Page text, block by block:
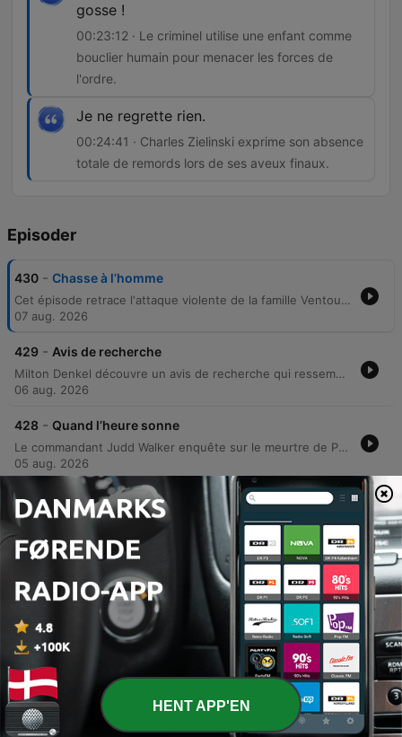
gosse !
00:23:12 · Le criminel utilise une enfant comme
bouclier humain pour menacer les forces de
l'ordre.
Je ne regrette rien.
00:24:41 · Charles Zielinski exprime son absence
totale de remords lors de ses aveux finaux.
Episoder
430 - Chasse à l’homme
Cet épisode retrace l'attaque violente de la famille Ventoux par deux hommes armés, un crime qui a coûté la vie au patriarche Paul Ventoux et entraîné le vol d'un coffre-fort. Malgré une enquête complexe marquée par des pistes anonymes, la résolution du mystère est liée à l'identification de Charles Zielinski. La traque de Zielinski s'est achevée dans le sang, débutant par l'assassinat du chef Lacaze lors d'une interpellation et se terminant par une prise d'otage. Après avoir menacé une enfant, le criminel a succombé à ses blessures, avouant ses crimes avec un cynisme total.
07 aug. 2026
429 - Avis de recherche
Milton Denkel découvre un avis de recherche qui ressemble étrangement au sien, réalisant qu'il s'agit de son cousin Gérard, un criminel recherché. Après avoir perdu son emploi au motel, Milton décide de partir pour Stamford avec un revolver afin de retrouver son ancien amour, Milti Davis. Dans un bar sordide, Milton est confronté à une femme qui le prend pour Gérard et lui révèle que son identité semble avoir été effacée par une mise en scène macabre. Face à la disparition de son propre nom, Milton décide de quitter les lieux pour entamer une nouvelle vie.
06 aug. 2026
428 - Quand l’heure sonne
Le commandant Judd Walker enquête sur le meurtre de Peter Russell, un vieil homme retrouvé assassiné dans son bungalow. Après avoir découvert une empreinte de chaussure et confronté les héritiers, Judd utilise une manipulation de l'heure d'une pendule pour briser l'alibi de Duane Fischer. Lors d'un interrogatoire tendu, le sergent Judd démontre que le mécanisme de sonnerie a trahi la tentative de falsification du suspect. Acculé par les preuves matérielles et la faille technique, Fischer finit par avouer avoir étranglé son oncle lors d'une dispute.
05 aug. 2026
427 - Adieu mémoire
04 aug. 2026
Comme une autre vie
L'histoire suit Howard Jordan, un homme qui mène une double vie sous l'identité de Dan Baker pour échapper à la routine de son mariage. Après avoir découvert que sa femme Caroline a un amant, il sombre dans une rage meurtrière et décide de planifier sa vengeance. Howard utilise sa fausse identité pour attirer Caroline dans un appartement afin de l'étrangler. Il tente ensuite de détourner les soupçons en appelant la police pour signaler sa disparition, mais l'enquête finit par révéler le corps et confronter Howard à sa propre mise en scène.
Vis flere episoder
HENT APP'EN